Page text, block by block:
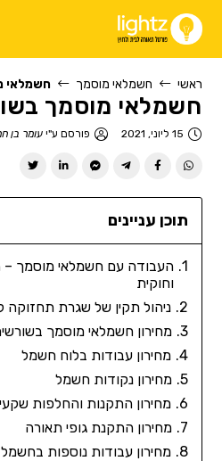
ראשי חשמלאי מוסמך חשמלאי
חשמלאי מוסמך
15 ליוני, 2021 פורסם ע"יעומר בן
תוכן עניינים
העבודה עם חשמלאי מוסמך
וחוקית
ניהול תקין של שגרת תחזוקה
מחירון חשמלאי מוסמך
מחירון עבודות בלוח חשמל
מחירון נקודות חשמל
מחירון התקנות והחלפות
מחירון התקנת גופי תאורה
מחירון עבודות נוספות בחשמל